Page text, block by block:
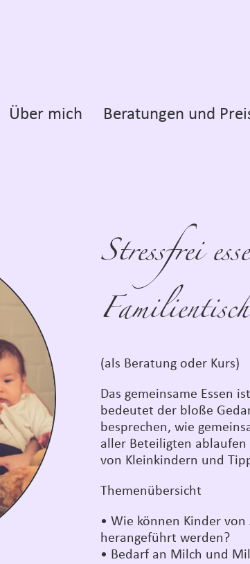
Über mich Beratungen und
Stressfrei
Familientisch
(als Beratung oder Kurs)
Das gemeinsame Essen
bedeutet der bloße
besprechen, wie
aller Beteiligten
von Kleinkindern und
Themenübersicht
• Wie können Kinder
herangeführt werden?
• Bedarf an Milch und